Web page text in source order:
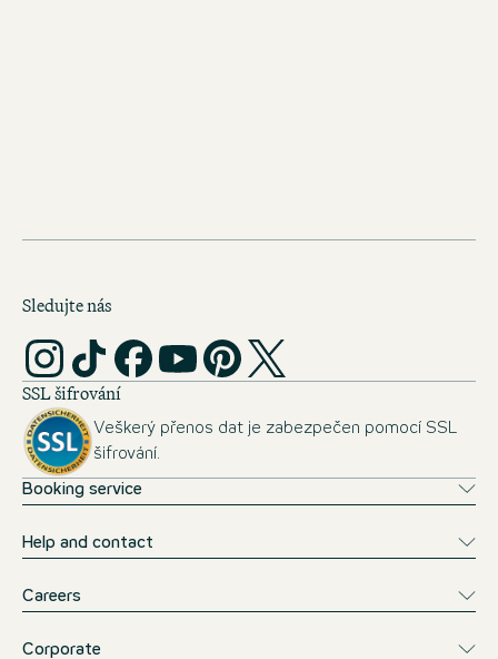
Sledujte nás
SSL šifrování
Veškerý přenos dat je zabezpečen pomocí SSL
šifrování.
Booking service
Help and contact
Careers
Corporate